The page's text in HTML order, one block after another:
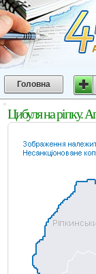
Головна
Цибуля на ріпку.